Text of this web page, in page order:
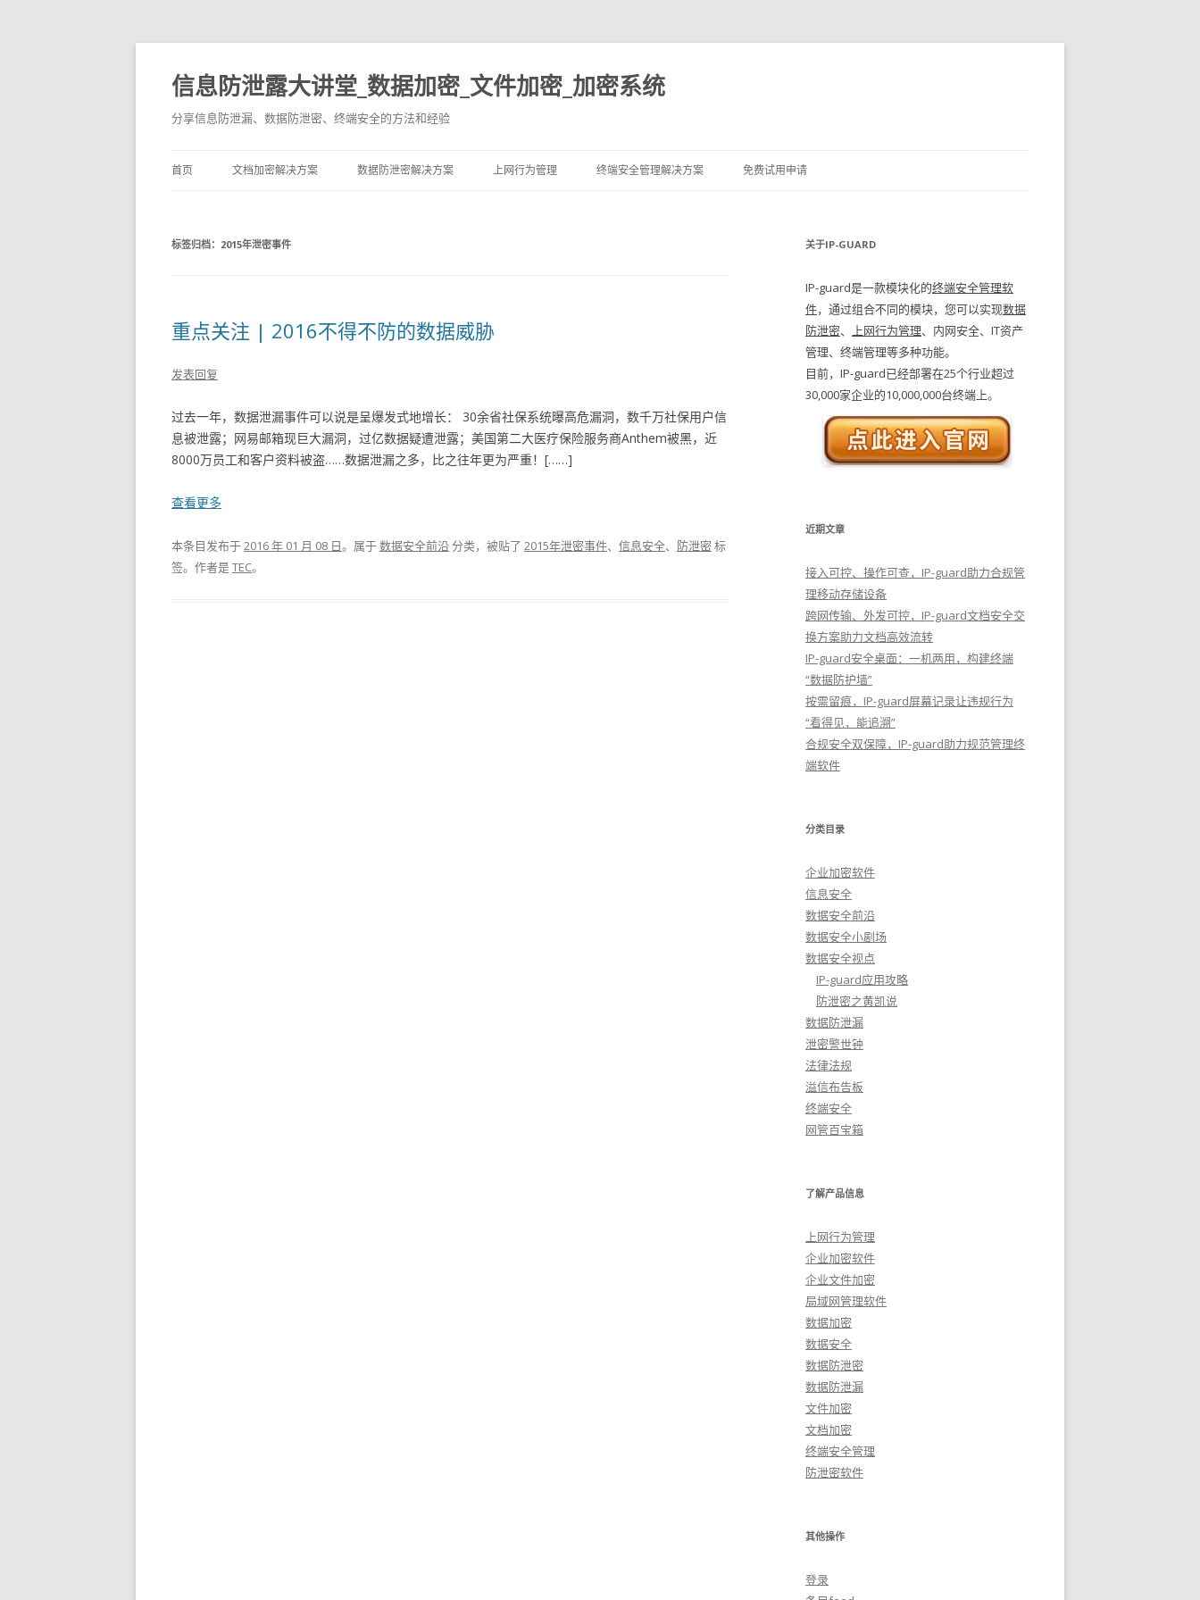
信息防泄露大讲堂_数据加密_文件加密_加密系统
分享信息防泄漏、数据防泄密、终端安全的方法和经验
首页 文档加密解决方案 数据防泄密解决方案 上网行为管理 终端安全管理解决方案 免费试用申请
标签归档： 2015年泄密事件
重点关注 | 2016不得不防的数据威胁
发表回复
过去一年，数据泄漏事件可以说是呈爆发式地增长： 30余省社保系统曝高危漏洞，数千万社保用户信
息被泄露；网易邮箱现巨大漏洞，过亿数据疑遭泄露；美国第二大医疗保险服务商Anthem被黑，近
8000万员工和客户资料被盗……数据泄漏之多，比之往年更为严重！[……]
查看更多
本条目发布于2016 年 01 月 08 日。属于数据安全前沿分类，被贴了 2015年泄密事件、 信息安全、 防泄密标
签。 作者是TEC。
关于IP-GUARD
IP-guard是一款模块化的终端安全管理软
件，通过组合不同的模块，您可以实现数据
防泄密、 上网行为管理、内网安全、IT资产
管理、终端管理等多种功能。
目前，IP-guard已经部署在25个行业超过
30,000家企业的10,000,000台终端上。
近期文章
接入可控、操作可查，IP-guard助力合规管
理移动存储设备
跨网传输、外发可控，IP-guard文档安全交
换方案助力文档高效流转
IP-guard安全桌面：一机两用，构建终端
“数据防护墙”
按需留痕，IP-guard屏幕记录让违规行为
“看得见，能追溯”
合规安全双保障，IP-guard助力规范管理终
端软件
分类目录
企业加密软件
信息安全
数据安全前沿
数据安全小剧场
数据安全视点
IP-guard应用攻略
防泄密之黄凯说
数据防泄漏
泄密警世钟
法律法规
溢信布告板
终端安全
网管百宝箱
了解产品信息
上网行为管理
企业加密软件
企业文件加密
局域网管理软件
数据加密
数据安全
数据防泄密
数据防泄漏
文件加密
文档加密
终端安全管理
防泄密软件
其他操作
登录